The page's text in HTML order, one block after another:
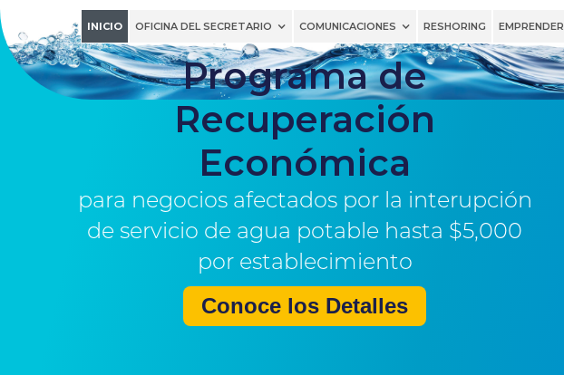
INICIO OFICINA DEL SECRETARIO COMUNICACIONES RESHORING EMPRENDER
Programa de
Recuperación
Económica
para negocios afectados por la interupción
de servicio de agua potable hasta $5,000
por establecimiento
Conoce los Detalles